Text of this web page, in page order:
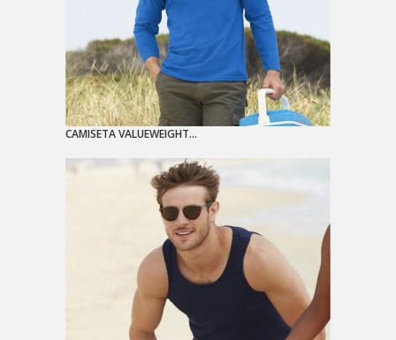
CAMISETA VALUEWEIGHT...